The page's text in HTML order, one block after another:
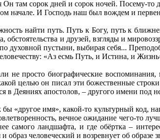
там сорок дней и сорок ночей. Посему-то
начале. И Господь наш был вождем и
найти путь. Путь к Богу, путь к
и друзей, взгляды и
духовной пустыни, выбирая себя...
«Аз есмь Путь, и Истина, и
не просто биографические
целью он писал эти божественные
в Деяниях апостолов, – другого имени
«другое имя», какой-то культурный код,
вечное ожидание чего-то
самого ландшафта, и где обёртка –
образ человеческий и возревнует об образе